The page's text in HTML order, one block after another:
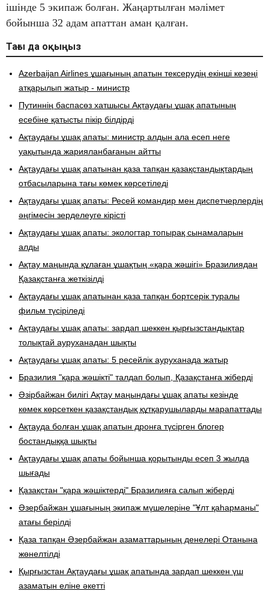
ішінде 5 экипаж болған. Жаңартылған мәлімет
бойынша 32 адам апаттан аман қалған.
Тағы да оқыңыз
​Azerbaijan Airlines ұшағының апатын тексерудің екінші кезеңі
атқарылып жатыр - министр
Путиннің баспасөз хатшысы Ақтаудағы ұшақ апатының
есебіне қатысты пікір білдірді
Ақтаудағы ұшақ апаты: министр алдын ала есеп неге
уақытында жарияланбағанын айтты
​Ақтаудағы ұшақ апатынан қаза тапқан қазақстандықтардың
отбасыларына тағы көмек көрсетіледі
Ақтаудағы ұшақ апаты: Ресей командир мен диспетчерлердің
әңгімесін зерделеуге кірісті
Ақтаудағы ұшақ апаты: экологтар топырақ сынамаларын
алды
Ақтау маңында құлаған ұшақтың «қара жәшігі» Бразилиядан
Қазақстанға жеткізілді
Ақтаудағы ұшақ апатынан қаза тапқан бортсерік туралы
фильм түсіріледі
Ақтаудағы ұшақ апаты: зардап шеккен қырғызстандықтар
толықтай ауруханадан шықты
Ақтаудағы ұшақ апаты: 5 ресейлік ауруханада жатыр
Бразилия "қара жәшікті" талдап болып, Қазақстанға жіберді
Әзірбайжан билігі Ақтау маңындағы ұшақ апаты кезінде
көмек көрсеткен қазақстандық құтқарушыларды марапаттады
Ақтауда болған ұшақ апатын дронға түсірген блогер
бостандыққа шықты
Ақтаудағы ұшақ апаты бойынша қорытынды есеп 3 жылда
шығады
Қазақстан "қара жәшіктерді" Бразилияға салып жіберді
Әзербайжан ұшағының экипаж мүшелеріне "Ұлт қаһарманы"
атағы берілді
Қаза тапқан Әзербайжан азаматтарының денелері Отанына
жөнелтілді
Қырғызстан Ақтаудағы ұшақ апатында зардап шеккен үш
азаматын еліне әкетті